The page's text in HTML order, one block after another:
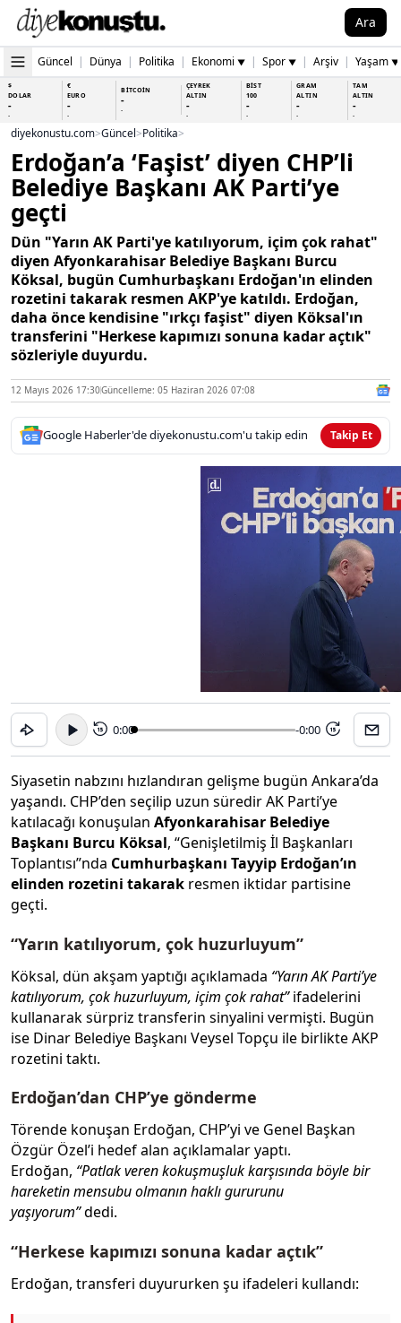
Ara
Güncel | Dünya | Politika | Ekonomi ▼ | Spor ▼ | Arşiv | Yaşam ▼
$
DOLAR
-
-
€
EURO
-
-
BİTCOİN
-
-
ÇEYREK
ALTIN
-
-
BİST
100
-
-
GRAM
ALTIN
-
-
TAM
ALTIN
-
-
diyekonustu.com>Güncel>Politika>
Erdoğan’a ‘Faşist’ diyen CHP’li
Belediye Başkanı AK Parti’ye
geçti
Dün "Yarın AK Parti'ye katılıyorum, içim çok rahat"
diyen Afyonkarahisar Belediye Başkanı Burcu
Köksal, bugün Cumhurbaşkanı Erdoğan'ın elinden
rozetini takarak resmen AKP'ye katıldı. Erdoğan,
daha önce kendisine "ırkçı faşist" diyen Köksal'ın
transferini "Herkese kapımızı sonuna kadar açtık"
sözleriyle duyurdu.
12 Mayıs 2026 17:30Güncelleme: 05 Haziran 2026 07:08
Google Haberler'de diyekonustu.com'u takip edin Takip Et
15 0:00 -0:00 15
Siyasetin nabzını hızlandıran gelişme bugün Ankara’da
yaşandı. CHP’den seçilip uzun süredir AK Parti’ye
katılacağı konuşulan Afyonkarahisar Belediye
Başkanı Burcu Köksal, “Genişletilmiş İl Başkanları
Toplantısı”nda Cumhurbaşkanı Tayyip Erdoğan’ın
elinden rozetini takarak resmen iktidar partisine
geçti.
“Yarın katılıyorum, çok huzurluyum”
Köksal, dün akşam yaptığı açıklamada “Yarın AK Parti’ye
katılıyorum, çok huzurluyum, içim çok rahat”ifadelerini
kullanarak sürpriz transferin sinyalini vermişti. Bugün
ise Dinar Belediye Başkanı Veysel Topçu ile birlikte AKP
rozetini taktı.
Erdoğan’dan CHP’ye gönderme
Törende konuşan Erdoğan, CHP’yi ve Genel Başkan
Özgür Özel’i hedef alan açıklamalar yaptı.
Erdoğan, “Patlak veren kokuşmuşluk karşısında böyle bir
hareketin mensubu olmanın haklı gururunu
yaşıyorum”dedi.
“Herkese kapımızı sonuna kadar açtık”
Erdoğan, transferi duyururken şu ifadeleri kullandı: